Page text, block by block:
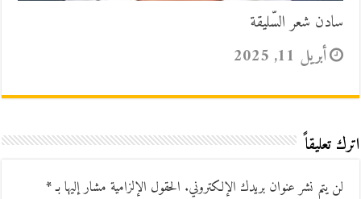
سادن شعر السّليقة
أبريل 11, 2025
اترك تعليقاً
لن يتم نشر عنوان بريدك الإلكتروني. الحقول الإلزامية مشار إليها بـ*